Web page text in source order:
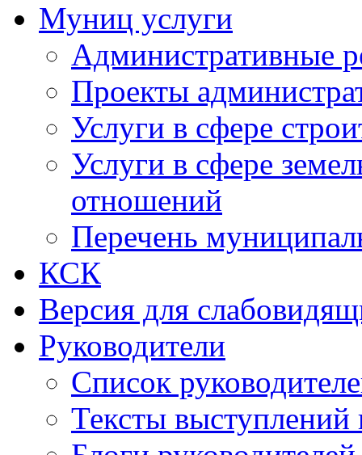
Муниц услуги
Административные
Проекты
Услуги в сфере
Услуги в сфере
отношений
Перечень
КСК
Версия для
Руководители
Список
Тексты выступлений